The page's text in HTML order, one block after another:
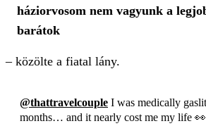
háziorvosom nem vagyunk a
barátok
– közölte a fiatal lány.
@thattravelcouple I was medically
months… and it nearly cost me my life